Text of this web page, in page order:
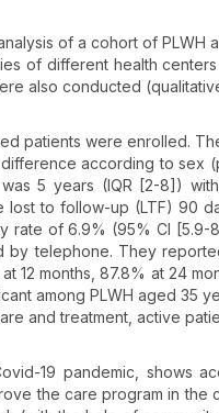
of a cohort of PLWH
of different health
also conducted
patients were enrolled.
according to sex
5 years (IQR [2-8])
lost to follow-up (LTF) 90
of 6.9% (95% CI [5.9-
telephone. They
12 months, 87.8% at 24
among PLWH aged 35
and treatment, active
19 pandemic, shows
the care program in